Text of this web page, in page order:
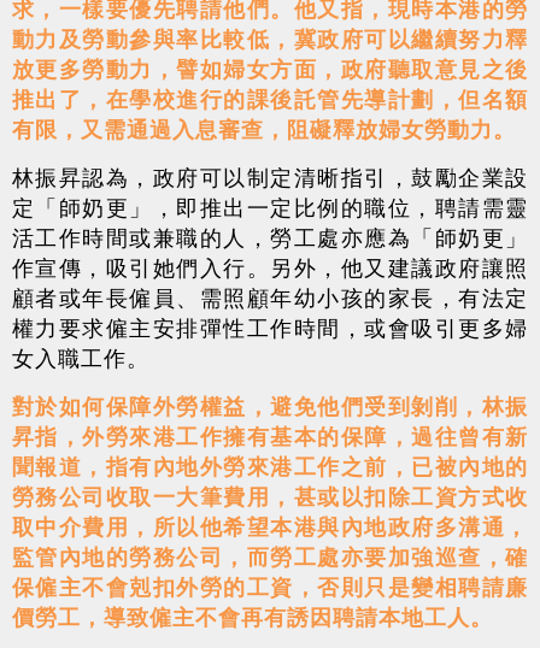
求，一樣要優先聘請他們。他又指，現時本港的勞
動力及勞動參與率比較低，冀政府可以繼續努力釋
放更多勞動力，譬如婦女方面，政府聽取意見之後
推出了，在學校進行的課後託管先導計劃，但名額
有限，又需通過入息審查，阻礙釋放婦女勞動力。
林振昇認為，政府可以制定清晰指引，鼓勵企業設
定「師奶更」，即推出一定比例的職位，聘請需靈
活工作時間或兼職的人，勞工處亦應為「師奶更」
作宣傳，吸引她們入行。另外，他又建議政府讓照
顧者或年長僱員、需照顧年幼小孩的家長，有法定
權力要求僱主安排彈性工作時間，或會吸引更多婦
女入職工作。
對於如何保障外勞權益，避免他們受到剝削，林振
昇指，外勞來港工作擁有基本的保障，過往曾有新
聞報道，指有內地外勞來港工作之前，已被內地的
勞務公司收取一大筆費用，甚或以扣除工資方式收
取中介費用，所以他希望本港與內地政府多溝通，
監管內地的勞務公司，而勞工處亦要加強巡查，確
保僱主不會剋扣外勞的工資，否則只是變相聘請廉
價勞工，導致僱主不會再有誘因聘請本地工人。